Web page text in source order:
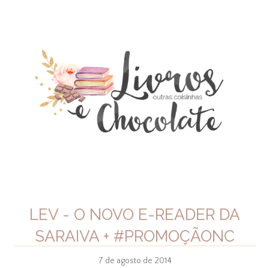
LEV - O NOVO E-READER DA
SARAIVA + #PROMOÇÃONC
7 de agosto de 2014